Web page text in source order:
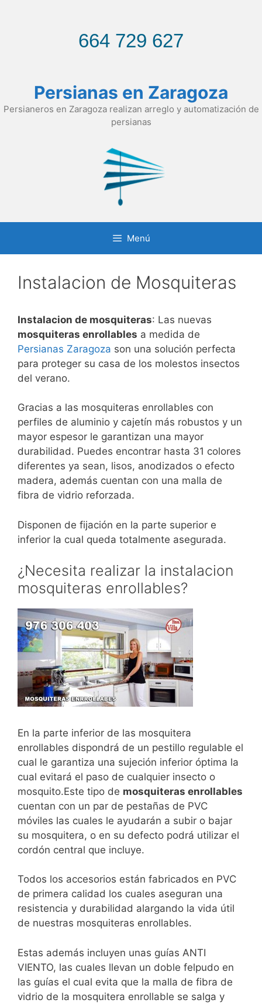
664 729 627
Persianas en Zaragoza
Persianeros en Zaragoza realizan arreglo y automatización de
persianas
Menú
Instalacion de Mosquiteras
Instalacion de mosquiteras: Las nuevas
mosquiteras enrollables a medida de
Persianas Zaragoza son una solución perfecta
para proteger su casa de los molestos insectos
del verano.
Gracias a las mosquiteras enrollables con
perfiles de aluminio y cajetín más robustos y un
mayor espesor le garantizan una mayor
durabilidad. Puedes encontrar hasta 31 colores
diferentes ya sean, lisos, anodizados o efecto
madera, además cuentan con una malla de
fibra de vidrio reforzada.
Disponen de fijación en la parte superior e
inferior la cual queda totalmente asegurada.
¿Necesita realizar la instalacion
mosquiteras enrollables?
En la parte inferior de las mosquitera
enrollables dispondrá de un pestillo regulable el
cual le garantiza una sujeción inferior óptima la
cual evitará el paso de cualquier insecto o
mosquito.Este tipo de mosquiteras enrollables
cuentan con un par de pestañas de PVC
móviles las cuales le ayudarán a subir o bajar
su mosquitera, o en su defecto podrá utilizar el
cordón central que incluye.
Todos los accesorios están fabricados en PVC
de primera calidad los cuales aseguran una
resistencia y durabilidad alargando la vida útil
de nuestras mosquiteras enrollables.
Estas además incluyen unas guías ANTI
VIENTO, las cuales llevan un doble felpudo en
las guías el cual evita que la malla de fibra de
vidrio de la mosquitera enrollable se salga y